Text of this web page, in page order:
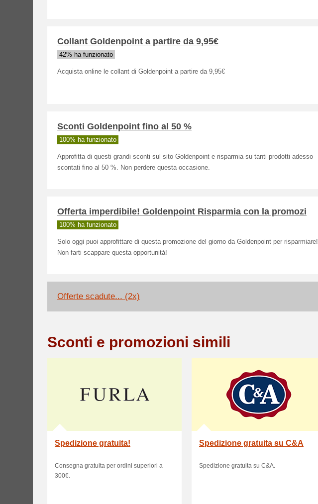
Collant Goldenpoint a partire da 9,95€
42% ha funzionato
Acquista online le collant di Goldenpoint a partire da 9,95€
Sconti Goldenpoint fino al 50 %
100% ha funzionato
Approfitta di questi grandi sconti sul sito Goldenpoint e risparmia su tanti prodotti adesso
scontati fino al 50 %. Non perdere questa occasione.
Offerta imperdibile! Goldenpoint Risparmia con la promozi
100% ha funzionato
Solo oggi puoi approfittare di questa promozione del giorno da Goldenpoint per risparmiare!
Non farti scappare questa opportunità!
Offerte scadute... (2x)
Sconti e promozioni simili
Spedizione gratuita!
Consegna gratuita per ordini superiori a
300€.
Spedizione gratuita su C&A
Spedizione gratuita su C&A.